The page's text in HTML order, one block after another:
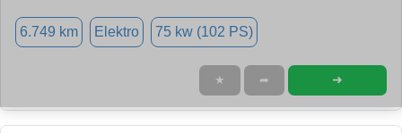
6.749 km Elektro 75 kw (102 PS)
★ ➦ ➜